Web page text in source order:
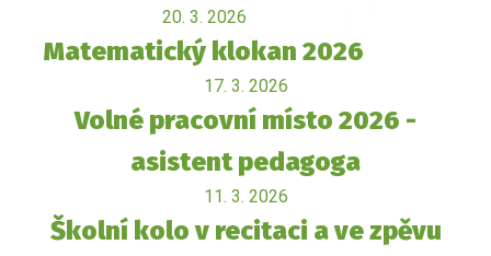
20. 3. 2026
Matematický klokan 2026
17. 3. 2026
Volné pracovní místo 2026 -
asistent pedagoga
11. 3. 2026
Školní kolo v recitaci a ve zpěvu